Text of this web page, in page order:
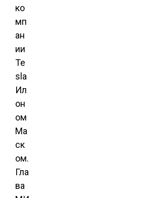
ко
мп
ан
ии
Te
sla
Ил
он
ом
Ма
ск
ом.
Гла
ва